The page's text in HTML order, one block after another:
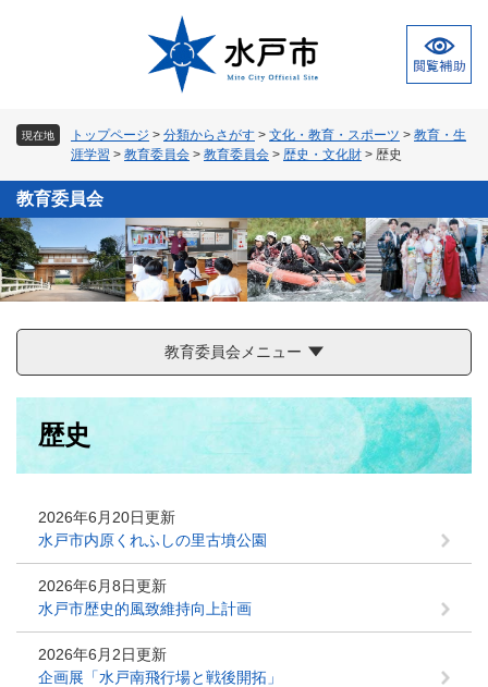
本
文
へ
現在地 トップページ > 分類からさがす > 文化・教育・スポーツ > 教育・生
涯学習 > 教育委員会 > 教育委員会 > 歴史・文化財 > 歴史
教育委員会
教育委員会メニュー
歴史
2026年6月20日更新
水戸市内原くれふしの里古墳公園
2026年6月8日更新
水戸市歴史的風致維持向上計画
2026年6月2日更新
企画展「水戸南飛行場と戦後開拓」